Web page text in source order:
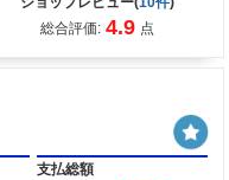
総合評価: 4.9 点
支払総額